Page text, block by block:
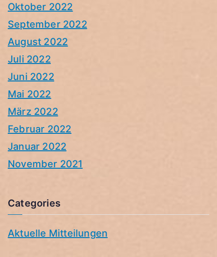
Oktober 2022
September 2022
August 2022
Juli 2022
Juni 2022
Mai 2022
März 2022
Februar 2022
Januar 2022
November 2021
Categories
Aktuelle Mitteilungen